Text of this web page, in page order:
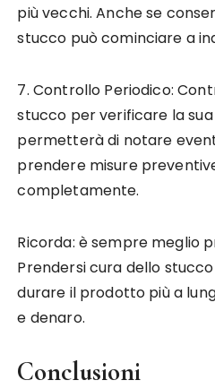
più vecchi. Anche se
stucco può cominciare a
7. Controllo Periodico:
stucco per verificare la
permetterà di notare
prendere misure
completamente.
Ricorda: è sempre meglio
Prendersi cura dello
durare il prodotto più a
e denaro.
Conclusioni